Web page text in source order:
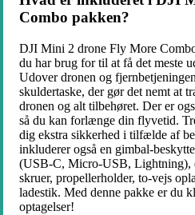
Combo pakken?
DJI Mini 2 drone Fly More
du har brug for til at få det meste
Udover dronen og
skuldertaske, der gør det nemt at
dronen og alt tilbehøret. Der er
så du kan forlænge din flyvetid.
dig ekstra sikkerhed i tilfælde af
inkluderer også en gimbal-
(USB-C, Micro-USB, Lightning),
skruer, propellerholder, to-vejs
ladestik. Med denne pakke er du
optagelser!